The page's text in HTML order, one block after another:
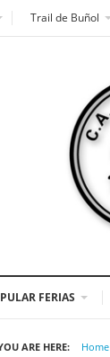
Trail de Buñol
FERIAS
ARE HERE: Home